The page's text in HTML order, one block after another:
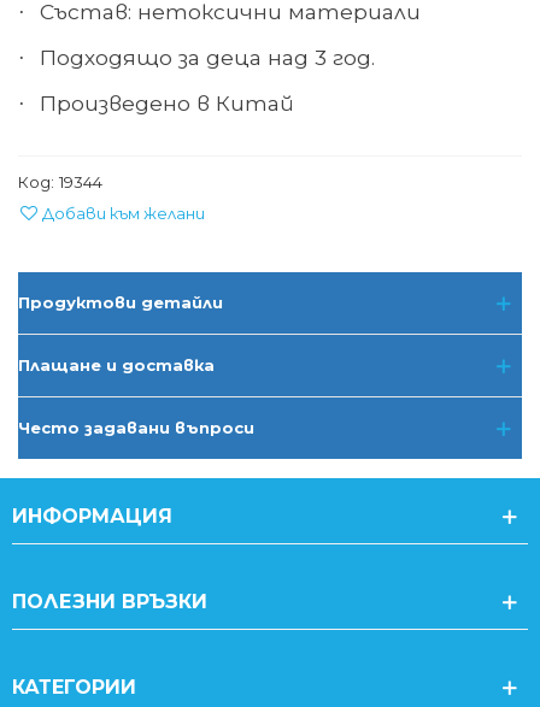
· Състав: нетоксични материали
· Подходящо за деца над 3 год.
· Произведено в Китай
Код: 19344
Добави към желани
Продуктови детайли
Плащане и доставка
Често задавани въпроси
ИНФОРМАЦИЯ
ПОЛЕЗНИ ВРЪЗКИ
КАТЕГОРИИ